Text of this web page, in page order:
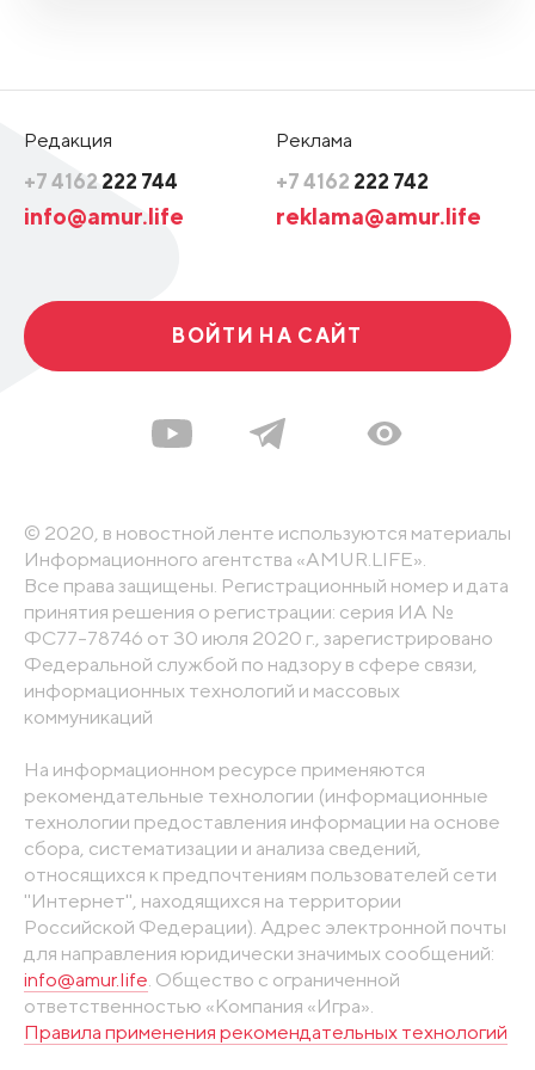
Редакция
+7 4162 222 744
info@amur.life
Реклама
+7 4162 222 742
reklama@amur.life
ВОЙТИ НА САЙТ
© 2020, в новостной ленте используются материалы
Информационного агентства «AMUR.LIFE».
Все права защищены. Регистрационный номер и дата
принятия решения о регистрации: серия ИА №
ФС77-78746 от 30 июля 2020 г., зарегистрировано
Федеральной службой по надзору в сфере связи,
информационных технологий и массовых
коммуникаций
На информационном ресурсе применяются
рекомендательные технологии (информационные
технологии предоставления информации на основе
сбора, систематизации и анализа сведений,
относящихся к предпочтениям пользователей сети
"Интернет", находящихся на территории
Российской Федерации). Адрес электронной почты
для направления юридически значимых сообщений:
info@amur.life. Общество с ограниченной
ответственностью «Компания «Игра».
Правила применения рекомендательных технологий